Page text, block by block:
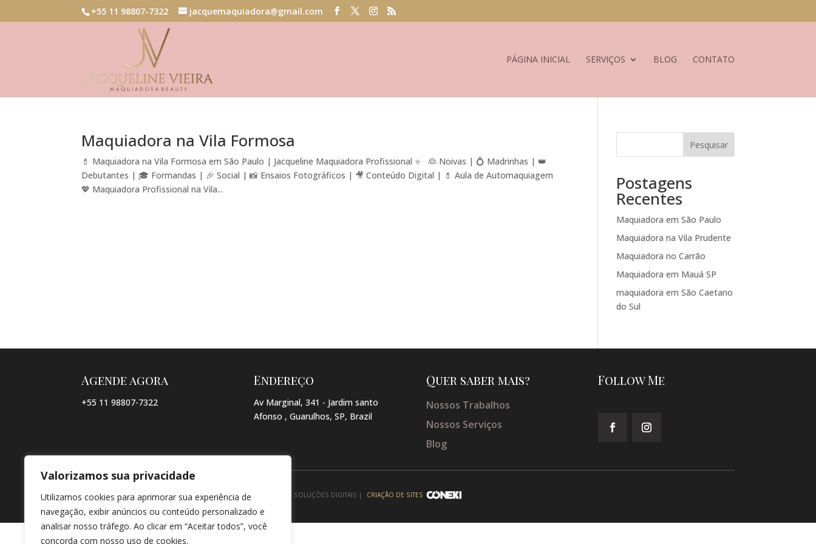
Valorizamos sua privacidade
Utilizamos cookies para aprimorar sua experiência de
navegação, exibir anúncios ou conteúdo personalizado e
analisar nosso tráfego. Ao clicar em “Aceitar todos”, você
concorda com nosso uso de cookies.
+55 11 98807-7322 jacquemaquiadora@gmail.com
PÁGINA INICIAL SERVIÇOS BLOG CONTATO
Maquiadora na Vila Formosa
💄 Maquiadora na Vila Formosa em São Paulo | Jacqueline Maquiadora Profissional ⭐ 👰 Noivas | 💍 Madrinhas | 👑
Debutantes | 🎓 Formandas | 🎉 Social | 📸 Ensaios Fotográficos | 🎥 Conteúdo Digital | 💄 Aula de Automaquiagem
💖 Maquiadora Profissional na Vila...
Pesquisar
Postagens
Recentes
Maquiadora em São Paulo
Maquiadora na Vila Prudente
Maquiadora no Carrão
Maquiadora em Mauá SP
maquiadora em São Caetano
do Sul
Agende agora
+55 11 98807-7322
Endereço
Av Marginal, 341 - Jardim santo
Afonso , Guarulhos, SP, Brazil
Quer saber mais?
Nossos Trabalhos
Nossos Serviços
Blog
Follow Me
© COPYRIGHT 2026 → JACQUELINE VIEIRA MAKEUP → POR: CONEKI - SOLUÇÕES DIGITAIS | CRIAÇÃO DE SITES